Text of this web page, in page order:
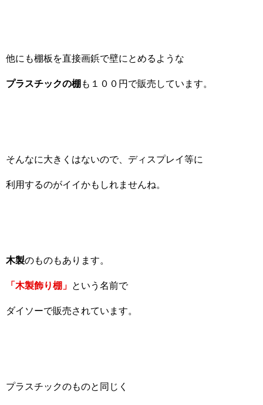
他にも棚板を直接画鋲で壁にとめるような
プラスチックの棚 も１００円で販売しています。
そんなに大きくはないので、ディスプレイ等に
利用するのがイイかもしれませんね。
木製のものもあります。
「木製飾り棚」 という名前で
ダイソーで販売されています。
プラスチックのものと同じく